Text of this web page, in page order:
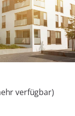
verfügbar)